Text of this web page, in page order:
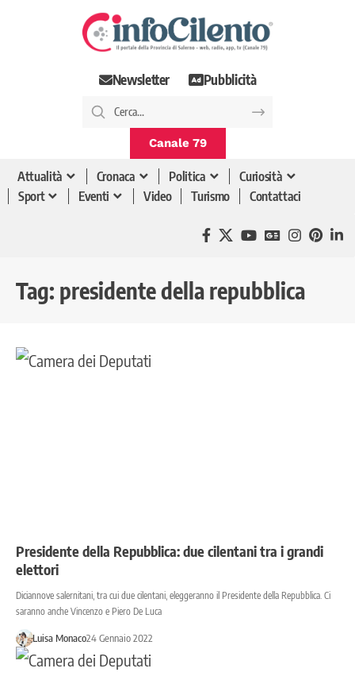
Newsletter Pubblicità
Canale 79
Attualità Cronaca Politica
Curiosità
Sport
Eventi Video Turismo Contattaci
Tag: presidente della repubblica
Presidente della Repubblica: due cilentani tra i grandi
elettori
Diciannove salernitani, tra cui due cilentani, eleggeranno il Presidente della Repubblica. Ci
saranno anche Vincenzo e Piero De Luca
Luisa Monaco24 Gennaio 2022